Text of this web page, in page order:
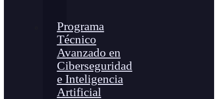
Programa
Técnico
Avanzado en
Ciberseguridad
e Inteligencia
Artificial